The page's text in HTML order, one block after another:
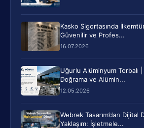
Kasko Sigortasında
Güvenilir ve Profes...
16.07.2026
Uğurlu Alüminyum Torbalı
Doğrama ve Alümin...
12.05.2026
Webrek Tasarım’dan Dijital
Yaklaşım: İşletmele...